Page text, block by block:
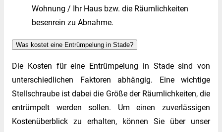
Wohnung / Ihr Haus bzw. die Räumlichkeiten
besenrein zu Abnahme.
Was kostet eine Entrümpelung in Stade?
Die Kosten für eine Entrümpelung in Stade sind von
unterschiedlichen Faktoren abhängig. Eine wichtige
Stellschraube ist dabei die Größe der Räumlichkeiten, die
entrümpelt werden sollen. Um einen zuverlässigen
Kostenüberblick zu erhalten, können Sie über unser